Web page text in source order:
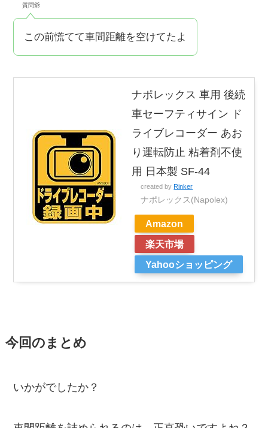
質問爺
この前慌てて車間距離を空けてたよ
ナポレックス 車用 後続
車セーフティサイン ド
ライブレコーダー あお
り運転防止 粘着剤不使
用 日本製 SF-44
created by Rinker
ナポレックス(Napolex)
Amazon
楽天市場
Yahooショッピング
今回のまとめ
いかがでしたか？